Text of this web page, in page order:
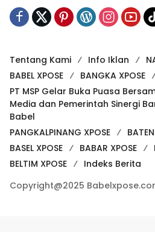
Tentang Kami Info Iklan
BABEL XPOSE
BANGKA XPOSE
PT MSP Gelar Buka Puasa
Media dan Pemerintah Sinergi
Babel
PANGKALPINANG XPOSE
BASEL XPOSE
BABAR XPOSE
BELTIM XPOSE
Indeks Berita
Copyright@2025